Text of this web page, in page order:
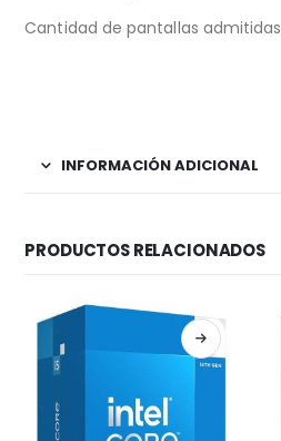
Cantidad de pantallas admitidas
INFORMACIÓN ADICIONAL
PRODUCTOS RELACIONADOS